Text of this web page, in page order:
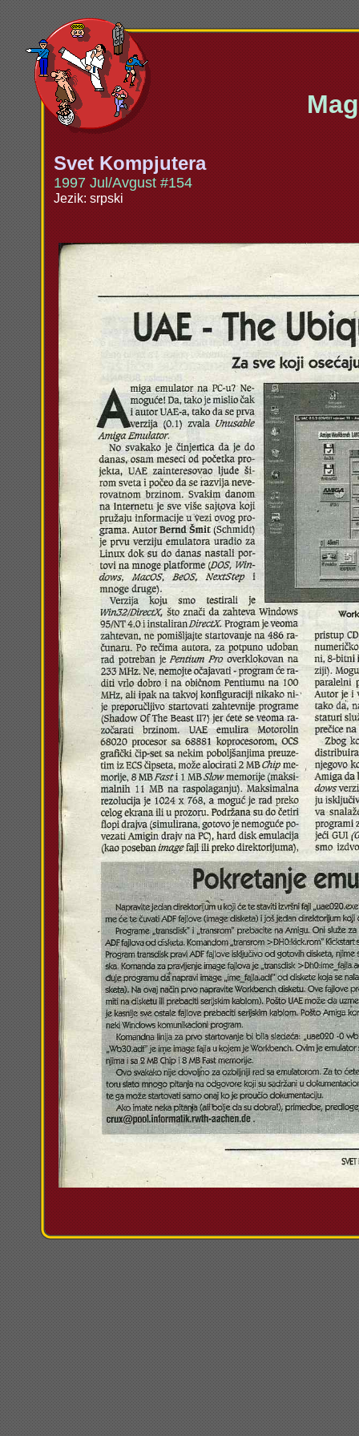
Svet Kompjutera
1997 Jul/Avgust #154
Jezik: srpski